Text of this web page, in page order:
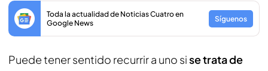
Toda la actualidad de Noticias Cuatro en
Google News
Síguenos
Puede tener sentido recurrir a uno sise trata de